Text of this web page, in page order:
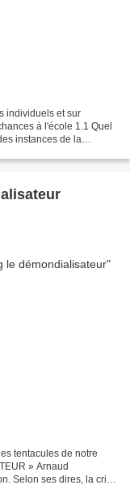
individuels et sur
à l'école 1.1 Quel
instances de la
tentacules de notre
» Arnaud
Selon ses dires, la crise